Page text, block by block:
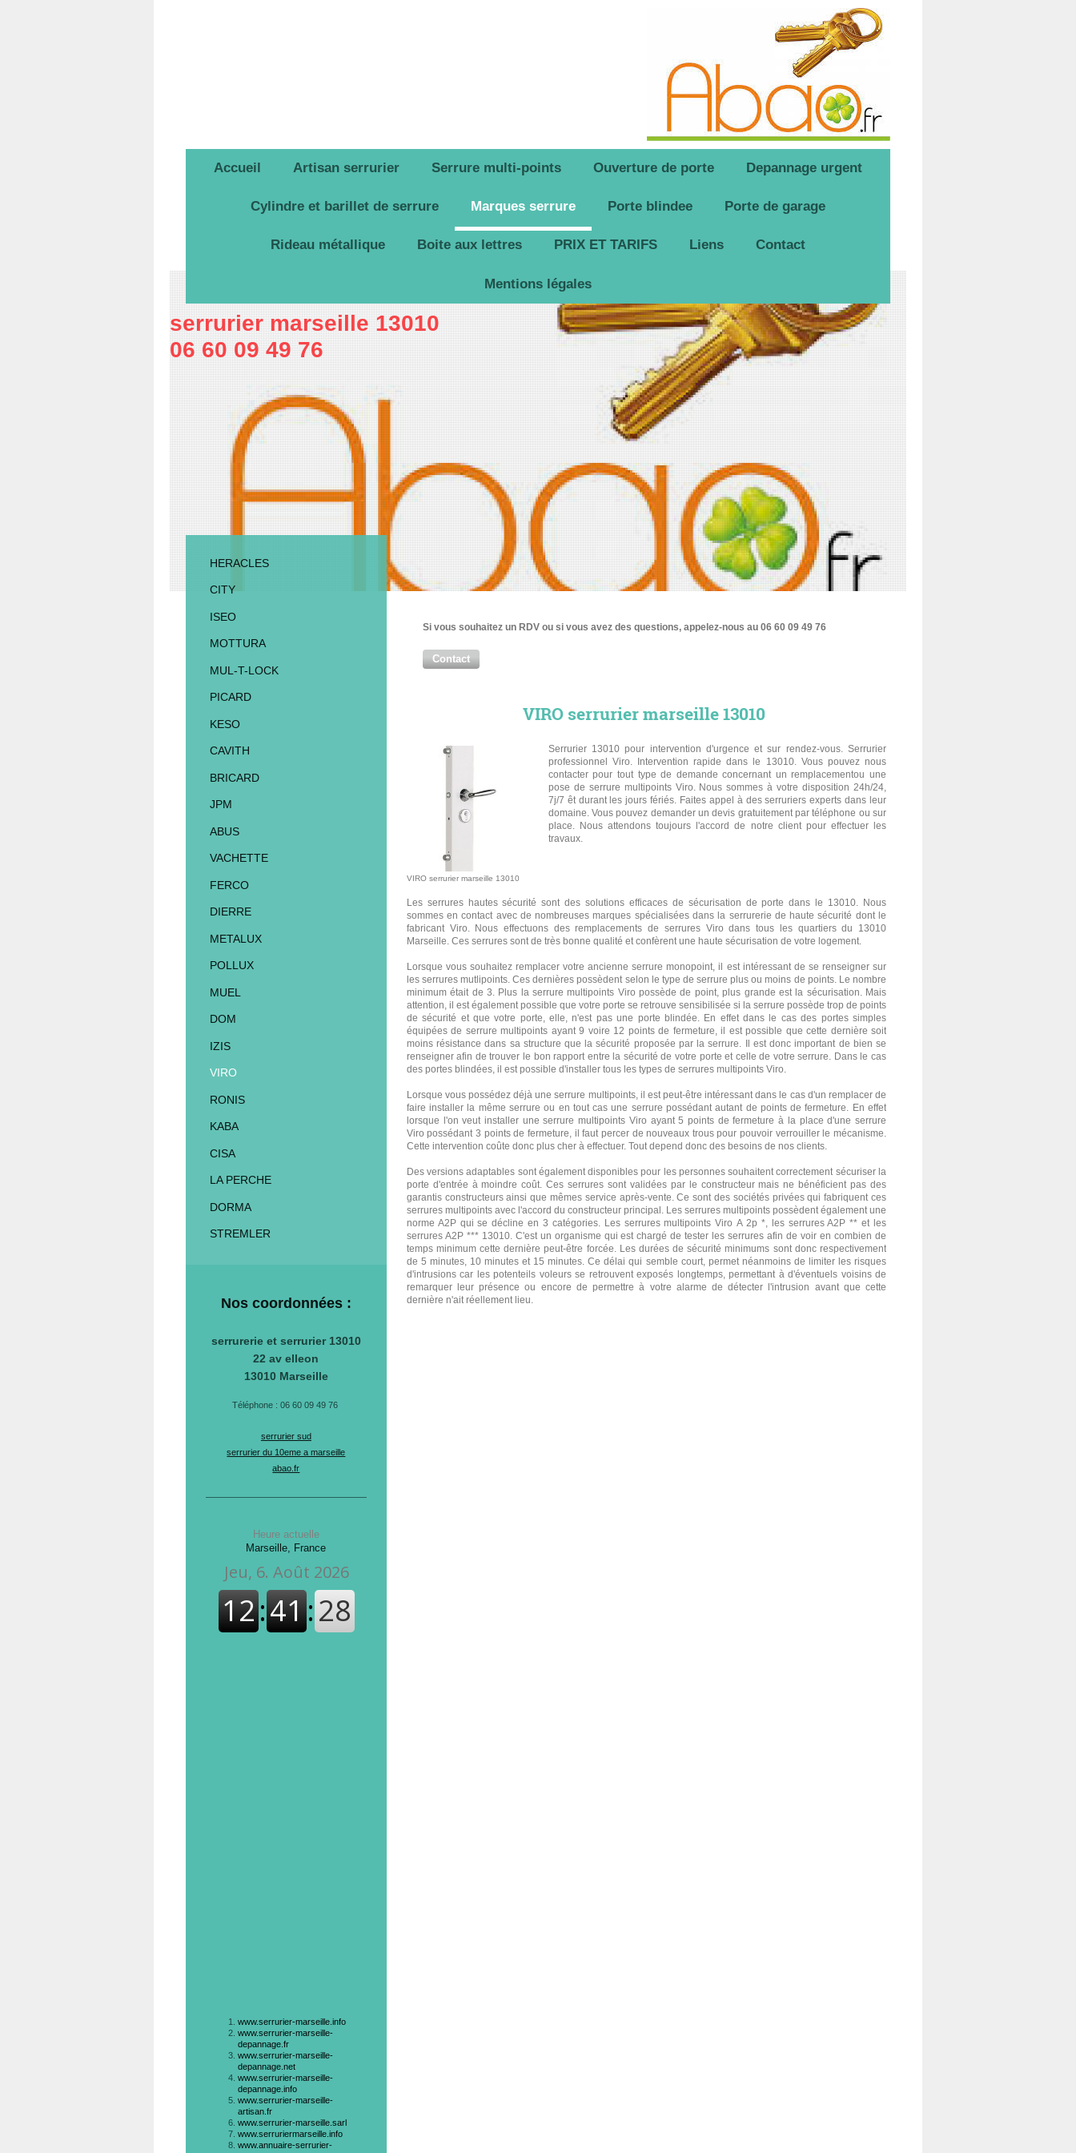
Accueil Artisan serrurier Serrure multi-points Ouverture de porte Depannage urgent
Cylindre et barillet de serrure Marques serrure Porte blindee Porte de garage
Rideau métallique Boite aux lettres PRIX ET TARIFS Liens Contact
Mentions légales
serrurier marseille 13010
06 60 09 49 76
Si vous souhaitez un RDV ou si vous avez des questions, appelez-nous au 06 60 09 49 76
Contact
VIRO serrurier marseille 13010
VIRO serrurier marseille 13010
Serrurier 13010 pour intervention d'urgence et sur rendez-vous. Serrurier
professionnel Viro. Intervention rapide dans le 13010. Vous pouvez nous
contacter pour tout type de demande concernant un remplacementou une
pose de serrure multipoints Viro. Nous sommes à votre disposition 24h/24,
7j/7 êt durant les jours fériés. Faites appel à des serruriers experts dans leur
domaine. Vous pouvez demander un devis gratuitement par téléphone ou sur
place. Nous attendons toujours l'accord de notre client pour effectuer les
travaux.
Les serrures hautes sécurité sont des solutions efficaces de sécurisation de porte dans le 13010. Nous
sommes en contact avec de nombreuses marques spécialisées dans la serrurerie de haute sécurité dont le
fabricant Viro. Nous effectuons des remplacements de serrures Virodans tous les quartiers du 13010
Marseille. Ces serrures sont de très bonne qualité et confèrent une haute sécurisation de votre logement.
Lorsque vous souhaitez remplacer votre ancienne serrure monopoint, il est intéressant de se renseigner sur
les serrures mutlipoints. Ces dernières possèdent selon le type de serrure plus ou moins de points. Le nombre
minimum était de 3. Plus la serrure multipoints Viropossède de point, plus grande est la sécurisation. Mais
attention, il est également possible que votre porte se retrouve sensibilisée si la serrure possède trop de points
de sécurité et que votre porte, elle, n'est pas une porte blindée. En effet dans le cas des portes simples
équipées de serrure multipoints ayant 9 voire 12 points de fermeture, il est possible que cette dernière soit
moins résistance dans sa structure que la sécurité proposée par la serrure. Il est donc important de bien se
renseigner afin de trouver le bon rapport entre la sécurité de votre porte et celle de votre serrure. Dans le cas
des portes blindées, il est possible d'installer tous les types de serrures multipoints Viro.
Lorsque vous possédez déjà une serrure multipoints, il est peut-être intéressant dans le cas d'un remplacer de
faire installer la même serrure ou en tout cas une serrure possédant autant de points de fermeture. En effet
lorsque l'on veut installer une serrure multipoints Viro ayant 5 points de fermeture à la place d'une serrure
Viropossédant 3 points de fermeture, il faut percer de nouveaux trous pour pouvoir verrouiller le mécanisme.
Cette intervention coûte donc plus cher à effectuer. Tout depend donc des besoins de nos clients.
Des versions adaptables sont également disponibles pour les personnes souhaitent correctement sécuriser la
porte d'entrée à moindre coût. Ces serrures sont validées par le constructeur mais ne bénéficient pas des
garantis constructeurs ainsi que mêmes service après-vente. Ce sont des sociétés privées qui fabriquent ces
serrures multipoints avec l'accord du constructeur principal. Les serrures multipoints possèdent également une
norme A2P qui se décline en 3 catégories. Les serrures multipointsViroA 2p *, les serrures A2P ** et les
serrures A2P *** 13010. C'est un organisme qui est chargé de tester les serrures afin de voir en combien de
temps minimum cette dernière peut-être forcée. Les durées de sécurité minimums sont donc respectivement
de 5 minutes, 10 minutes et 15 minutes. Ce délai qui semble court, permet néanmoins de limiter les risques
d'intrusions car les potenteils voleurs se retrouvent exposés longtemps, permettant à d'éventuels voisins de
remarquer leur présence ou encore de permettre à votre alarme de détecter l'intrusion avant que cette
dernière n'ait réellement lieu.
HERACLES
CITY
ISEO
MOTTURA
MUL-T-LOCK
PICARD
KESO
CAVITH
BRICARD
JPM
ABUS
VACHETTE
FERCO
DIERRE
METALUX
POLLUX
MUEL
DOM
IZIS
VIRO
RONIS
KABA
CISA
LA PERCHE
DORMA
STREMLER
Nos coordonnées :
serrurerie et serrurier 13010
22 av elleon
13010 Marseille
Téléphone : 06 60 09 49 76
serrurier sud
serrurier du 10eme a marseille
abao.fr
Heure actuelle
Marseille, France
www.serrurier-marseille.info
www.serrurier-marseille-
depannage.fr
www.serrurier-marseille-
depannage.net
www.serrurier-marseille-
depannage.info
www.serrurier-marseille-
artisan.fr
www.serrurier-marseille.sarl
www.serruriermarseille.info
www.annuaire-serrurier-